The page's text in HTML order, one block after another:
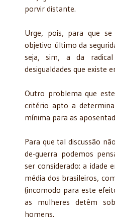
porvir distante.
Urge, pois, para que
objetivo último da
seja, sim, a da
desigualdades que existe
Outro problema que
critério apto a
mínima para as
Para que tal discussão
de-guerra podemos
ser considerado: a idade
média dos brasileiros,
(incomodo para este
as mulheres detêm
homens.